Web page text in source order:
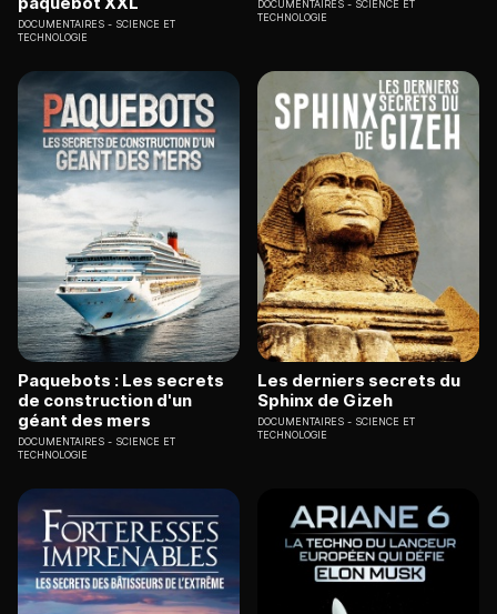
DOCUMENTAIRES
SCIENCE ET
TECHNOLOGIE
DOCUMENTAIRES
SCIENCE ET
TECHNOLOGIE
Paquebots : Les secrets
de construction d'un
géant des mers
DOCUMENTAIRES
SCIENCE ET
TECHNOLOGIE
Les derniers secrets du
Sphinx de Gizeh
DOCUMENTAIRES
SCIENCE ET
TECHNOLOGIE